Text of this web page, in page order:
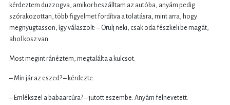
kérdeztem duzzogva, amikor beszálltam az autóba, anyám pedig
szórakozottan, több figyelmet fordítva a tolatásra, mint arra, hogy
megnyugtasson, így válaszolt: – Örülj neki, csak oda fészkeli be magát,
ahol kosz van.
Most megint ránéztem, megtalálta a kulcsot.
– Min jár az eszed? – kérdezte.
– Emlékszel a babaarcúra? – jutott eszembe. Anyám felnevetett.